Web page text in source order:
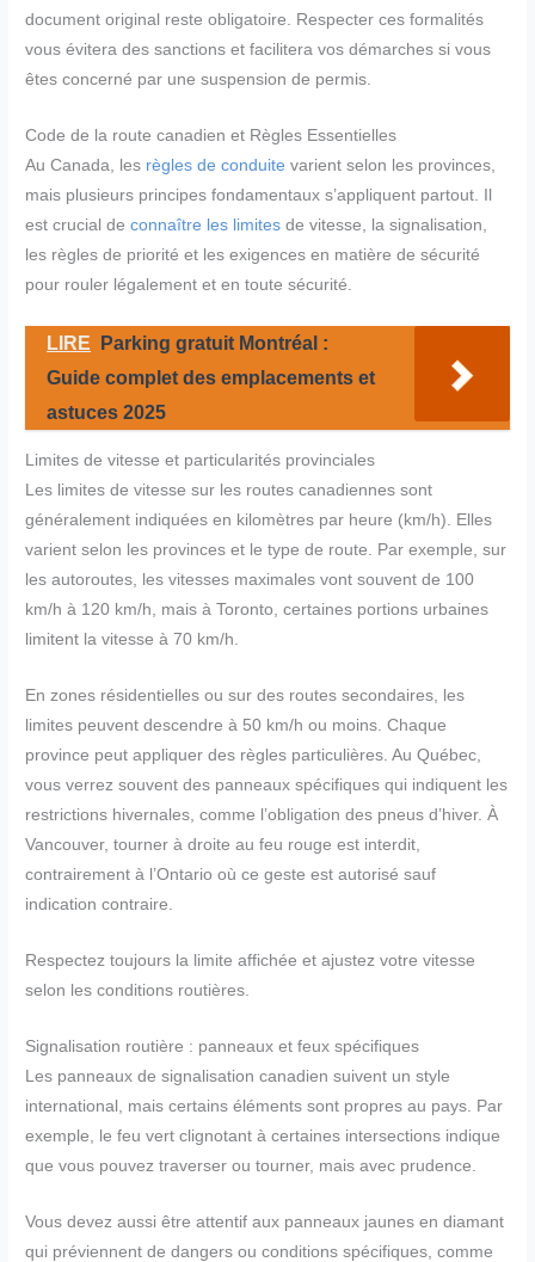
document original reste obligatoire. Respecter ces formalités
vous évitera des sanctions et facilitera vos démarches si vous
êtes concerné par une suspension de permis.
Code de la route canadien et Règles Essentielles
Au Canada, les règles de conduite varient selon les provinces,
mais plusieurs principes fondamentaux s’appliquent partout. Il
est crucial deconnaître les limites de vitesse, la signalisation,
les règles de priorité et les exigences en matière de sécurité
pour rouler légalement et en toute sécurité.
LIRE
Parking gratuit Montréal :
Guide complet des emplacements et
astuces 2025
Limites de vitesse et particularités provinciales
Les limites de vitesse sur les routes canadiennes sont
généralement indiquées en kilomètres par heure (km/h). Elles
varient selon les provinces et le type de route. Par exemple, sur
les autoroutes, les vitesses maximales vont souvent de 100
km/h à 120 km/h, mais à Toronto, certaines portions urbaines
limitent la vitesse à 70 km/h.
En zones résidentielles ou sur des routes secondaires, les
limites peuvent descendre à 50 km/h ou moins. Chaque
province peut appliquer des règles particulières. Au Québec,
vous verrez souvent des panneaux spécifiques qui indiquent les
restrictions hivernales, comme l’obligation des pneus d’hiver. À
Vancouver, tourner à droite au feu rouge est interdit,
contrairement à l’Ontario où ce geste est autorisé sauf
indication contraire.
Respectez toujours la limite affichée et ajustez votre vitesse
selon les conditions routières.
Signalisation routière : panneaux et feux spécifiques
Les panneaux de signalisation canadien suivent un style
international, mais certains éléments sont propres au pays. Par
exemple, le feu vert clignotant à certaines intersections indique
que vous pouvez traverser ou tourner, mais avec prudence.
Vous devez aussi être attentif aux panneaux jaunes en diamant
qui préviennent de dangers ou conditions spécifiques, comme